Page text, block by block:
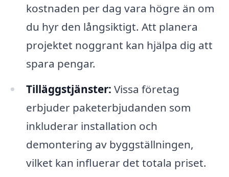
kostnaden per dag vara högre än om
du hyr den långsiktigt. Att planera
projektet noggrant kan hjälpa dig att
spara pengar.
Tilläggstjänster: Vissa företag
erbjuder paketerbjudanden som
inkluderar installation och
demontering av byggställningen,
vilket kan influerar det totala priset.